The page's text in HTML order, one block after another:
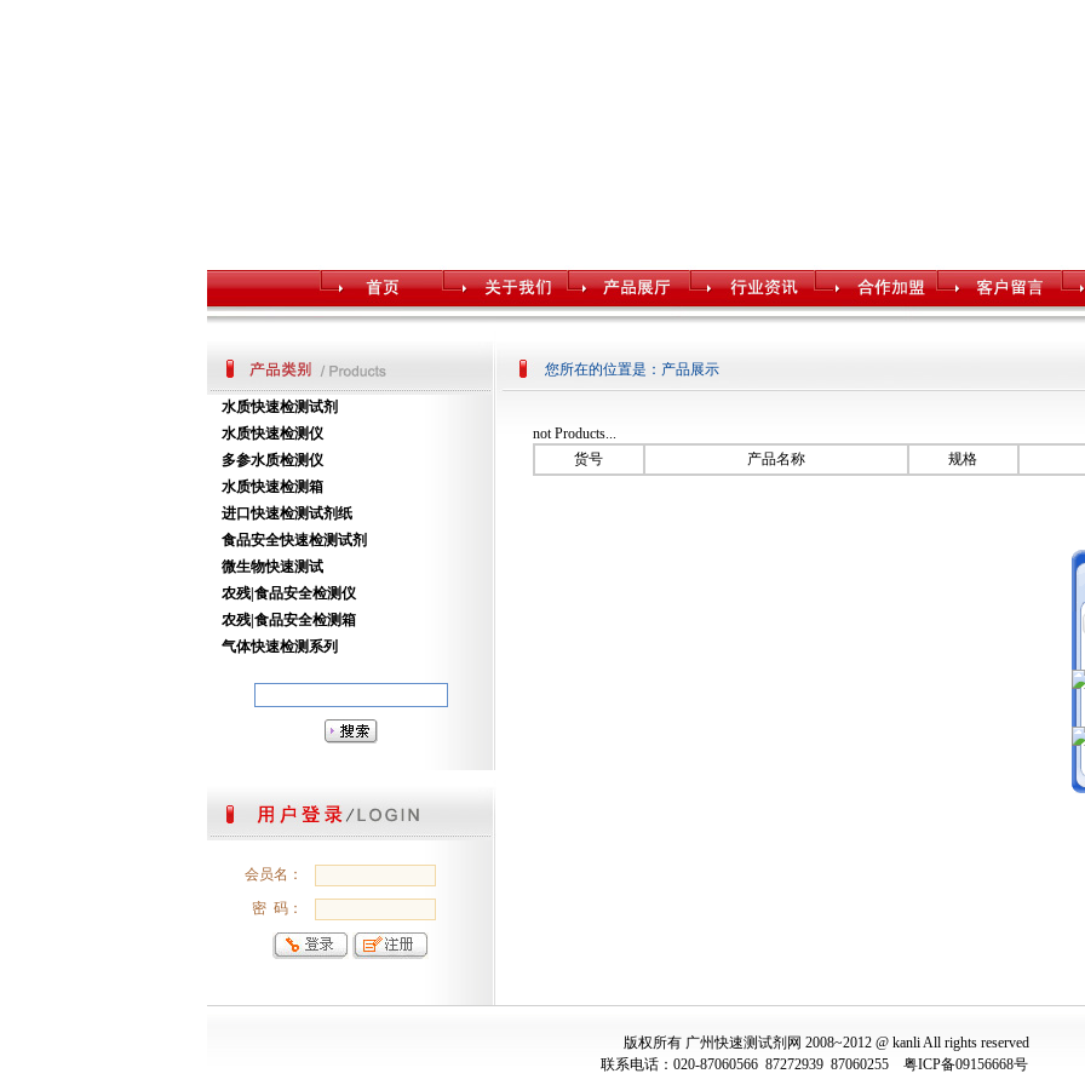
水质快速检测试剂
水质快速检测仪
多参水质检测仪
水质快速检测箱
进口快速检测试剂纸
食品安全快速检测试剂
微生物快速测试
农残|食品安全检测仪
农残|食品安全检测箱
气体快速检测系列
会员名：
密 码：
您所在的位置是：产品展示
not Products...
货号
产品名称 规格
版权所有 广州快速测试剂网 2008~2012 @ kanli All rights reserved
联系电话： 020-87060566 87272939 87060255 粤ICP备09156668号